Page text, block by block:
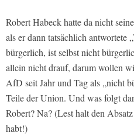
Robert Habeck hatte da nicht
als er dann tatsächlich antwortete
bürgerlich, ist selbst nicht
allein nicht drauf, darum wollen
AfD seit Jahr und Tag als „nicht
Teile der Union. Und was folgt
Robert? Na? (Lest halt den
habt!)